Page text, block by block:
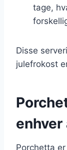
tage,
Disse
julefrokost
enhver
Porchetta